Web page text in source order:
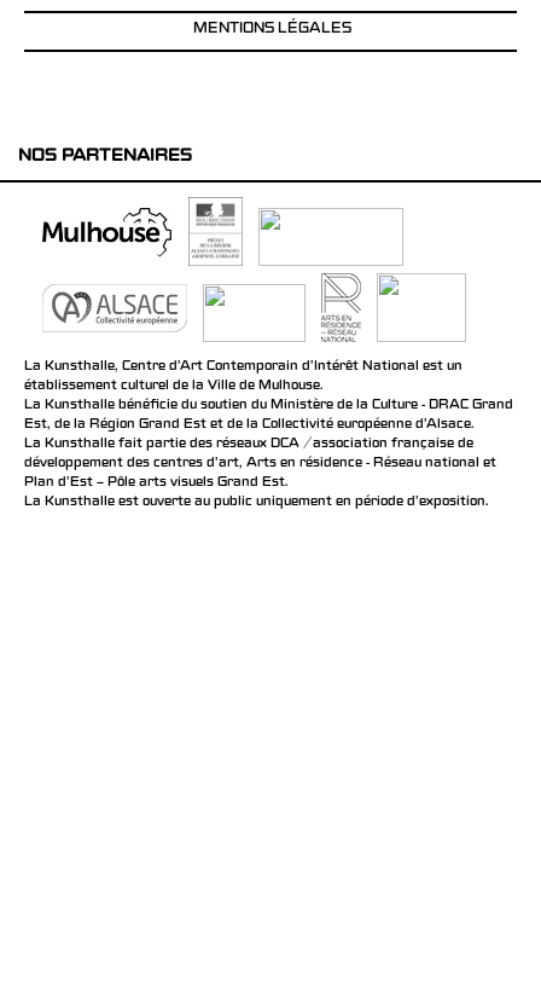
MENTIONS LÉGALES
NOS PARTENAIRES
La Kunsthalle, Centre d’Art Contemporain d’Intérêt National est un
établissement culturel de la Ville de Mulhouse.
La Kunsthalle bénéficie du soutien du Ministère de la Culture - DRAC Grand
Est, de la Région Grand Est et de la Collectivité européenne d’Alsace.
La Kunsthalle fait partie des réseaux DCA / association française de
développement des centres d'art, Arts en résidence - Réseau national et
Plan d’Est – Pôle arts visuels Grand Est.
La Kunsthalle est ouverte au public uniquement en période d'exposition.